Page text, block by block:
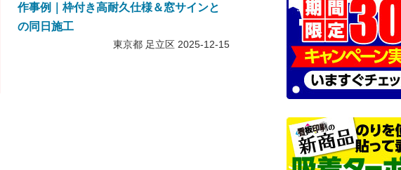
作事例｜枠付き高耐久仕様＆窓サインと
の同日施工
東京都 足立区 2025-12-15